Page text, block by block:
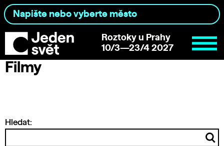
Roztoky u Prahy
10/3—23/4 2027
Filmy
Hledat: